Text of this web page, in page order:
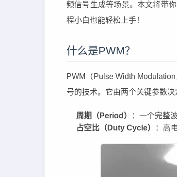
频信号生成等场景。本文将带
程小白也能轻松上手！
什么是PWM？
PWM（Pulse Width
号的技术。它由两个关键参数决
周期（Period）
：一个完整
占空比（Duty Cycle）
：高